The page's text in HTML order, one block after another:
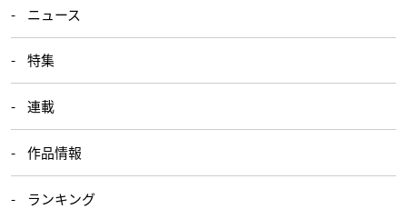
ニュース
特集
連載
作品情報
ランキング